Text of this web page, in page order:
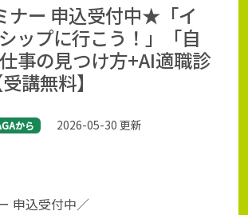
ー 申込受付中★「イ
ップに行こう！」「自
事の見つけ方+AI適職診
講無料】
から 2026-05-30 更新
申込受付中／